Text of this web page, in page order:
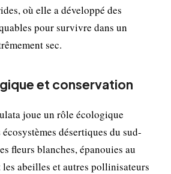
où elle a développé des
pour survivre dans un
sec.
et conservation
joue un rôle écologique
désertiques du sud-
fleurs blanches, épanouies au
abeilles et autres pollinisateurs